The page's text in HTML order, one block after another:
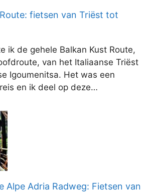
fietsen van Triëst tot
ik de gehele Balkan Kust Route,
van het Italiaanse Triëst
Igoumenitsa. Het was een
en ik deel op deze…
Alpe Adria Radweg: Fietsen van